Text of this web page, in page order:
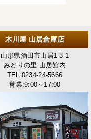
木川屋 山居倉庫店
山形県酒田市山居1-3-1
みどりの里 山居館内
TEL:0234-24-5666
営業:9:00～17:00